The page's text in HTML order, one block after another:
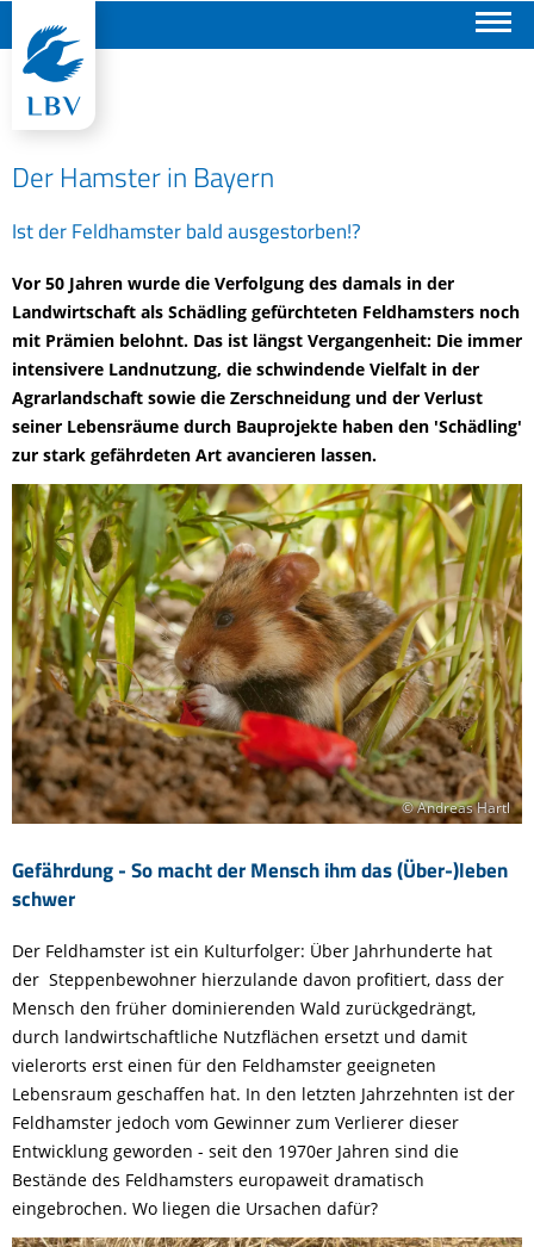
Der Hamster in Bayern
Ist der Feldhamster bald ausgestorben!?
Vor 50 Jahren wurde die Verfolgung des damals in der
Landwirtschaft als Schädling gefürchteten Feldhamsters noch
mit Prämien belohnt. Das ist längst Vergangenheit: Die immer
intensivere Landnutzung, die schwindende Vielfalt in der
Agrarlandschaft sowie die Zerschneidung und der Verlust
seiner Lebensräume durch Bauprojekte haben den 'Schädling'
zur stark gefährdeten Art avancieren lassen.
© Andreas Hartl
Gefährdung - So macht der Mensch ihm das (Über-)leben
schwer
Der Feldhamster ist ein Kulturfolger: Über Jahrhunderte hat
der Steppenbewohner hierzulande davon profitiert, dass der
Mensch den früher dominierenden Wald zurückgedrängt,
durch landwirtschaftliche Nutzflächen ersetzt und damit
vielerorts erst einen für den Feldhamster geeigneten
Lebensraum geschaffen hat. In den letzten Jahrzehnten ist der
Feldhamster jedoch vom Gewinner zum Verlierer dieser
Entwicklung geworden - seit den 1970er Jahren sind die
Bestände des Feldhamsters europaweit dramatisch
eingebrochen. Wo liegen die Ursachen dafür?